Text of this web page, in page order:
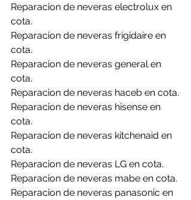
Reparacion de neveras electrolux en
cota.
Reparacion de neveras frigidaire en
cota.
Reparacion de neveras general en
cota.
Reparacion de neveras haceb en cota.
Reparacion de neveras hisense en
cota.
Reparacion de neveras kitchenaid en
cota.
Reparacion de neveras LG en cota.
Reparacion de neveras mabe en cota.
Reparacion de neveras panasonic en